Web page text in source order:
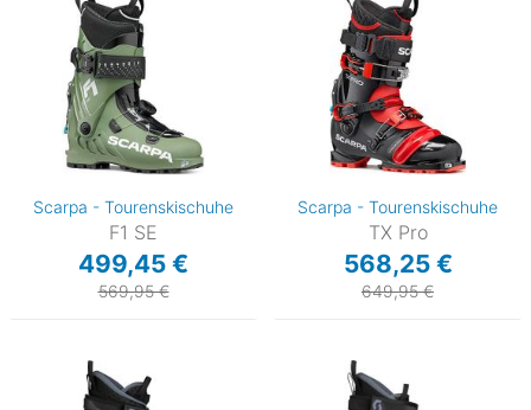
Scarpa - Tourenskischuhe
F1 SE
499,45 €
569,95 €
Scarpa - Tourenskischuhe
TX Pro
568,25 €
649,95 €